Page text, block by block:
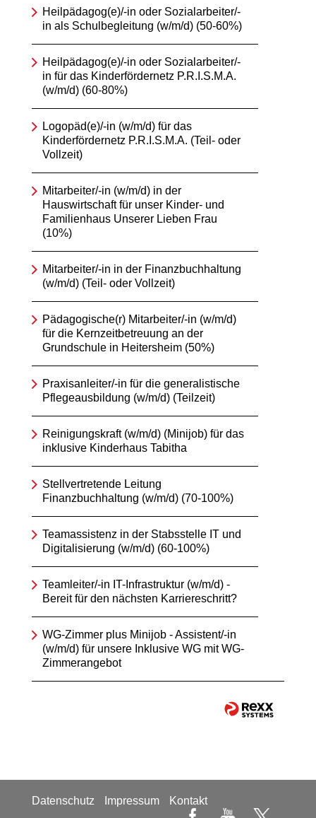
Heilpädagog(e)/-in oder Sozialarbeiter/-
in als Schulbegleitung (w/m/d) (50-60%)
Heilpädagog(e)/-in oder Sozialarbeiter/-
in für das Kinderfördernetz P.R.I.S.M.A.
(w/m/d) (60-80%)
Logopäd(e)/-in (w/m/d) für das
Kinderfördernetz P.R.I.S.M.A. (Teil- oder
Vollzeit)
Mitarbeiter/-in (w/m/d) in der
Hauswirtschaft für unser Kinder- und
Familienhaus Unserer Lieben Frau
(10%)
Mitarbeiter/-in in der Finanzbuchhaltung
(w/m/d) (Teil- oder Vollzeit)
Pädagogische(r) Mitarbeiter/-in (w/m/d)
für die Kernzeitbetreuung an der
Grundschule in Heitersheim (50%)
Praxisanleiter/-in für die generalistische
Pflegeausbildung (w/m/d) (Teilzeit)
Reinigungskraft (w/m/d) (Minijob) für das
inklusive Kinderhaus Tabitha
Stellvertretende Leitung
Finanzbuchhaltung (w/m/d) (70-100%)
Teamassistenz in der Stabsstelle IT und
Digitalisierung (w/m/d) (60-100%)
Teamleiter/-in IT-Infrastruktur (w/m/d) -
Bereit für den nächsten Karriereschritt?
WG-Zimmer plus Minijob - Assistent/-in
(w/m/d) für unsere Inklusive WG mit WG-
Zimmerangebot
Datenschutz Impressum Kontakt